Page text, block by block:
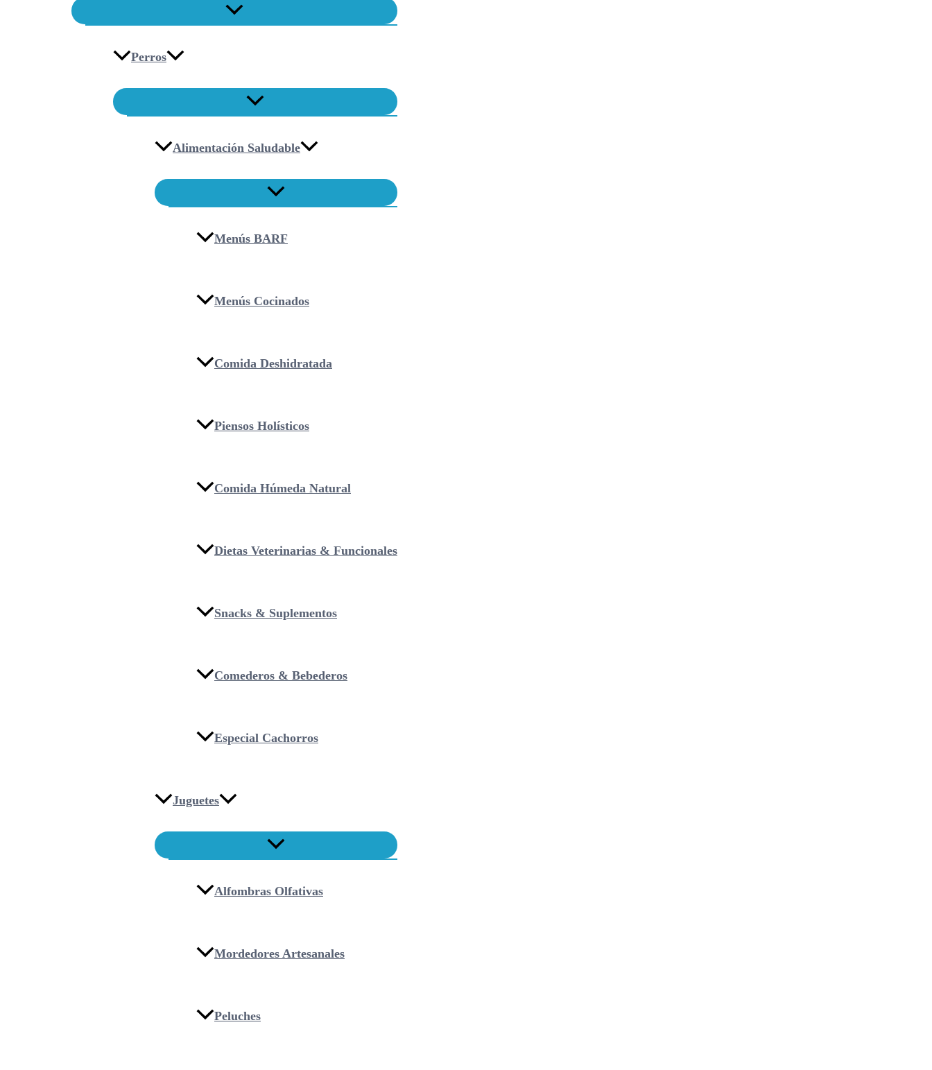
Perros
Alimentación Saludable
Menús BARF
Menús Cocinados
Comida Deshidratada
Piensos Holísticos
Comida Húmeda Natural
Dietas Veterinarias & Funcionales
Snacks & Suplementos
Comederos & Bebederos
Especial Cachorros
Juguetes
Alfombras Olfativas
Mordedores Artesanales
Peluches